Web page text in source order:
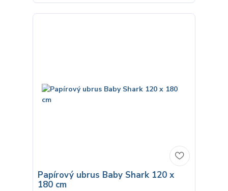
Papírový ubrus Baby Shark 120 x
180 cm